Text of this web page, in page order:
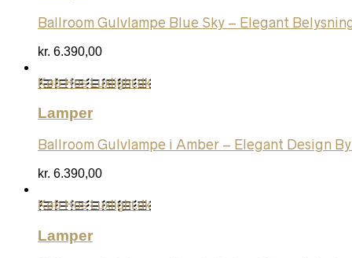
Ballroom Gulvlampe Blue Sky – Elegant
kr. 6.390,00
Køb Hos Luxlight.dk
Lamper
Ballroom Gulvlampe i Amber – Elegant Design By
kr. 6.390,00
Køb Hos Luxlight.dk
Lamper